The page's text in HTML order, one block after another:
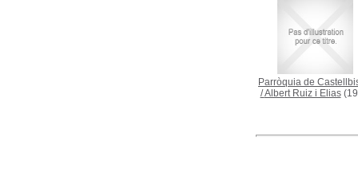
Parròquia de
/Albert Ruiz i Elias